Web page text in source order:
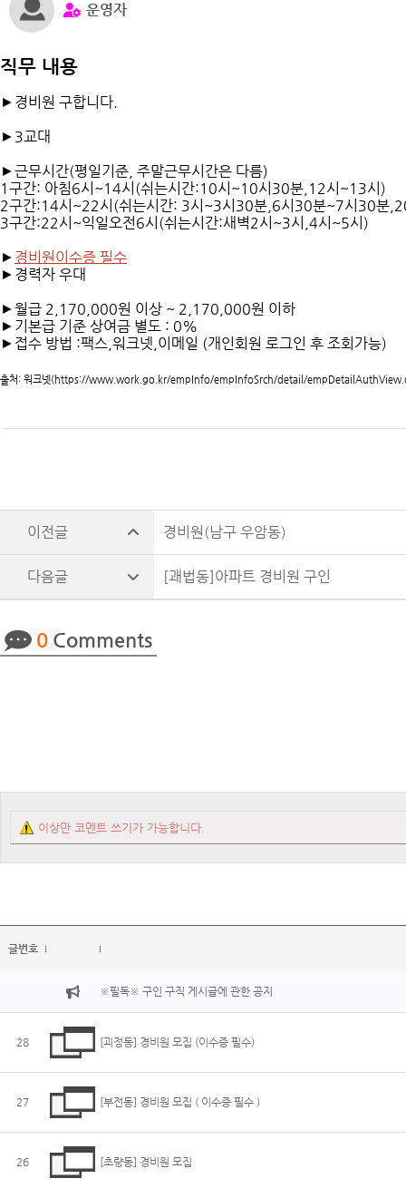
운영자
직무 내용
►경비원 구합니다.
►3교대
►근무시간(평일기준, 주말근무시간은 다름)
1구간: 아침6시~14시(쉬는시간:10시~10시30분,12시~13시)
2구간:14시~22시(쉬는시간: 3시~3시30분,6시30분~7시30분
3구간:22시~익일오전6시(쉬는시간:새벽2시~3시,4시~5시)
► 경비원이수증 필수
►경력자 우대
►월급 2,170,000원 이상 ~ 2,170,000원 이하
►기본급 기준 상여금 별도 : 0%
►접수 방법 :팩스,워크넷,이메일 (개인회원 로그인 후 조회가능)
출처: 워크넷(https://www.work.go.kr/empInfo/empInfoSrch/detail/
경비원(남구 우암동)
[괘법동]아파트 경비원 구인
0 Comments
이상만 코멘트 쓰기가 가능합니다.
글번호
※필독※ 구인 구직 게시글에 관한 공지
28 [괴정동] 경비원 모집 (이수증 필수)
27 [부전동] 경비원 모집 ( 이수증 필수 )
26 [초량동] 경비원 모집